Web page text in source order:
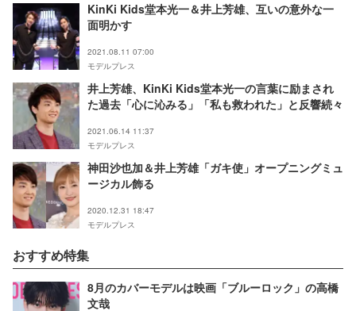
KinKi Kids堂本光一＆井上芳雄、互いの意外な一
面明かす
2021.08.11 07:00
モデルプレス
井上芳雄、KinKi Kids堂本光一の言葉に励まされ
た過去「心に沁みる」「私も救われた」と反響続々
2021.06.14 11:37
モデルプレス
神田沙也加＆井上芳雄「ガキ使」オープニングミュ
ージカル飾る
2020.12.31 18:47
モデルプレス
おすすめ特集
8月のカバーモデルは映画「ブルーロック」の高橋
文哉